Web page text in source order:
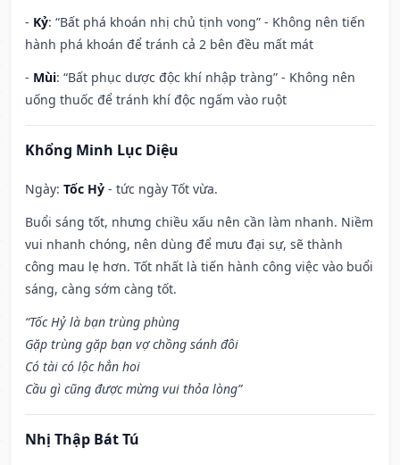
- Kỷ: “Bất phá khoán nhị chủ tịnh vong” - Không nên tiến
hành phá khoán để tránh cả 2 bên đều mất mát
- Mùi: “Bất phục dược độc khí nhập tràng” - Không nên
uống thuốc để tránh khí độc ngấm vào ruột
Khổng Minh Lục Diệu
Ngày: Tốc Hỷ - tức ngày Tốt vừa.
Buổi sáng tốt, nhưng chiều xấu nên cần làm nhanh. Niềm
vui nhanh chóng, nên dùng để mưu đại sự, sẽ thành
công mau lẹ hơn. Tốt nhất là tiến hành công việc vào buổi
sáng, càng sớm càng tốt.
“Tốc Hỷ là bạn trùng phùng
Gặp trùng gặp bạn vợ chồng sánh đôi
Có tài có lộc hẳn hoi
Cầu gì cũng được mừng vui thỏa lòng”
Nhị Thập Bát Tú